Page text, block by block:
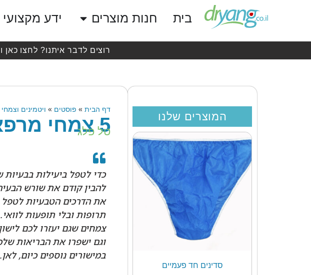
בית חנות מוצרים ידע מקצועי
רוצים לדבר איתנו? לחצו
המוצרים שלנו
סדינים חד פעמיים
דף הבית» פוסטים » ויטמינים
5 צמחי מרפא שישפרו את השינה שלכם
טל פלג
כדי לטפל ביעילות בבעיות
להבין קודם את שורש
את הדרכים הטבעיות לטפל
תרופות ובלי תופעות
צמחים שגם יעזרו לכם
וגם ישפרו את הבריאות
במישורים נוספים כיום,